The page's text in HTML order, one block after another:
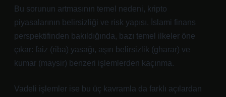
Bu sorunun artmasının temel nedeni, kripto
piyasalarının belirsizliği ve risk yapısı. İslami finans
perspektifinden bakıldığında, bazı temel ilkeler öne
çıkar: faiz (riba) yasağı, aşırı belirsizlik (gharar) ve
kumar (maysir) benzeri işlemlerden kaçınma.
Vadeli işlemler ise bu üç kavramla da farklı açılardan